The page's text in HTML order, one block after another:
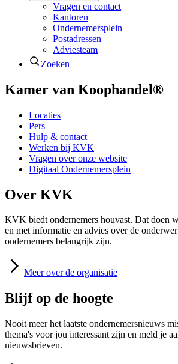
Vragen en contact
Kantoren
Ondernemersplein
Postadressen
Adviesteam
Zoeken
Kamer van Koophandel®
Locaties
Pers
Hulp & contact
Werken bij KVK
Vragen over onze website
Digitaal Ondernemersplein
Over KVK
KVK biedt ondernemers houvast. Dat doen
en met informatie en advies over de
ondernemers belangrijk zijn.
Meer over de organisatie
Blijf op de hoogte
Nooit meer het laatste ondernemersnieuws
thema's voor jou interessant zijn en meld je
nieuwsbrieven.